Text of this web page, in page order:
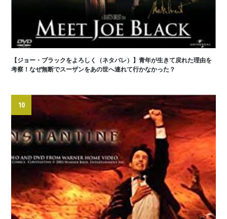
【ジョー・ブラックをよろしく（ネタバレ）】青年が生きて戻れた理由を
考察！なぜ無断でスーザンをあの世へ連れて行かなかった？
10